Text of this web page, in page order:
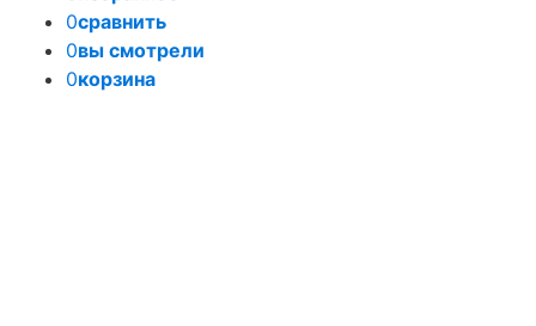
0сравнить
0вы смотрели
0корзина